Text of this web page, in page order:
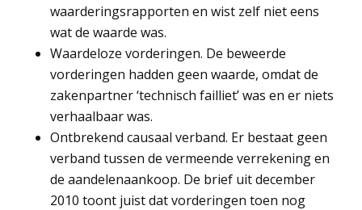
waarderingsrapporten en wist zelf niet eens
wat de waarde was.
Waardeloze vorderingen. De beweerde
vorderingen hadden geen waarde, omdat de
zakenpartner ‘technisch failliet’ was en er niets
verhaalbaar was.
Ontbrekend causaal verband. Er bestaat geen
verband tussen de vermeende verrekening en
de aandelenaankoop. De brief uit december
2010 toont juist dat vorderingen toen nog